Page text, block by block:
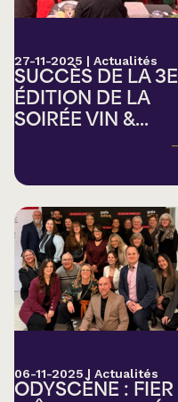
27-11-2025 | Actualités
SUCCÈS DE LA 3E
ÉDITION DE LA
SOIRÉE VIN &...
06-11-2025 | Actualités
ODYSCÈNE : FIER